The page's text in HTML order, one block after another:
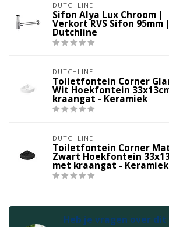
DUTCHLINE
Sifon Alya Lux Chroom |
Verkort RVS Sifon 95mm |
Dutchline
DUTCHLINE
Toiletfontein Corner
Wit Hoekfontein
kraangat - Keramiek
DUTCHLINE
Toiletfontein Corner
Zwart Hoekfontein
met kraangat - Keramiek
Heb je vragen over